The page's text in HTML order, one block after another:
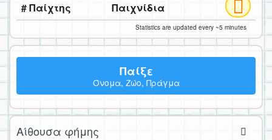
# Παίχτης Παιχνίδια
Statistics are updated every ~5 minutes
Παίξε
Όνομα, Ζώο, Πράγμα
Αίθουσα φήμης